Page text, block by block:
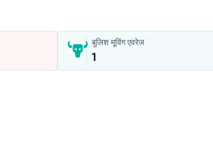
बुलिश मूविंग एवरेज
1